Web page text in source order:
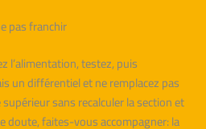
pas franchir
l’alimentation, testez, puis
un différentiel et ne remplacez pas
sans recalculer la section et
doute, faites-vous accompagner: la